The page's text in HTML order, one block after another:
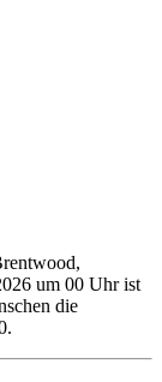
um 00 Uhr ist
die